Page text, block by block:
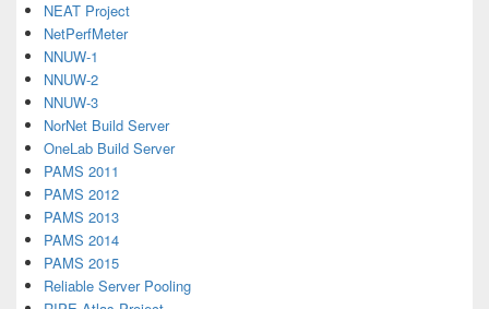
NEAT Project
NetPerfMeter
NNUW-1
NNUW-2
NNUW-3
NorNet Build Server
OneLab Build Server
PAMS 2011
PAMS 2012
PAMS 2013
PAMS 2014
PAMS 2015
Reliable Server Pooling